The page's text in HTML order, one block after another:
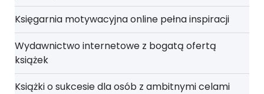
Księgarnia motywacyjna online pełna inspiracji
Wydawnictwo internetowe z bogatą ofertą
książek
Książki o sukcesie dla osób z ambitnymi celami